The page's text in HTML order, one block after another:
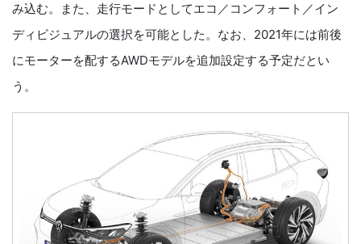
み込む。また、走行モードとしてエコ／コンフォート／イン
ディビジュアルの選択を可能とした。なお、2021年には前後
にモーターを配するAWDモデルを追加設定する予定だとい
う。